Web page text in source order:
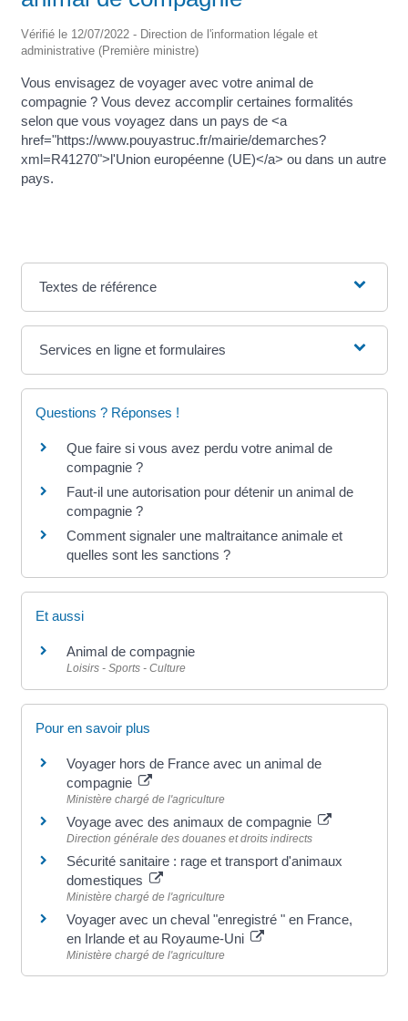
Vérifié le 12/07/2022 - Direction de l'information légale et
administrative (Première ministre)
Vous envisagez de voyager avec votre animal de
compagnie ? Vous devez accomplir certaines formalités
selon que vous voyagez dans un pays de <a
href="https://www.pouyastruc.fr/mairie/demarches?
xml=R41270">l'Union européenne (UE)</a> ou dans un autre
pays.
Textes de référence
Services en ligne et formulaires
Questions ? Réponses !
Que faire si vous avez perdu votre animal de
compagnie ?
Faut-il une autorisation pour détenir un animal de
compagnie ?
Comment signaler une maltraitance animale et
quelles sont les sanctions ?
Et aussi
Animal de compagnie
Loisirs - Sports - Culture
Pour en savoir plus
Voyager hors de France avec un animal de
compagnie
Ministère chargé de l'agriculture
Voyage avec des animaux de compagnie
Direction générale des douanes et droits indirects
Sécurité sanitaire : rage et transport d'animaux
domestiques
Ministère chargé de l'agriculture
Voyager avec un cheval "enregistré " en France,
en Irlande et au Royaume-Uni
Ministère chargé de l'agriculture